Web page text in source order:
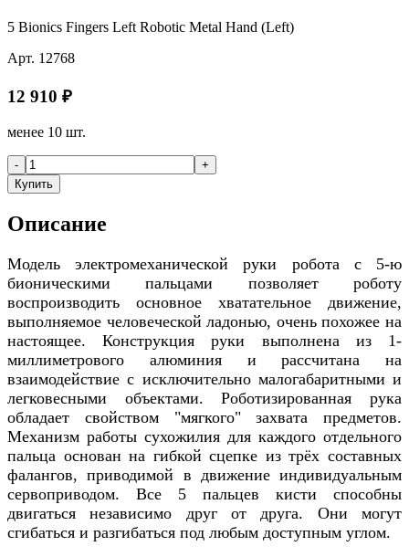
5 Bionics Fingers Left Robotic Metal Hand (Left)
Арт. 12768
12 910 ₽
менее 10 шт.
-
+
Купить
Описание
Модель электромеханической руки робота с 5-ю
бионическими пальцами позволяет роботу
воспроизводить основное хватательное движение,
выполняемое человеческой ладонью, очень похожее на
настоящее. Конструкция руки выполнена из 1-
миллиметрового алюминия и рассчитана на
взаимодействие с исключительно малогабаритными и
легковесными объектами. Роботизированная рука
обладает свойством "мягкого" захвата предметов.
Механизм работы сухожилия для каждого отдельного
пальца основан на гибкой сцепке из трёх составных
фалангов, приводимой в движение индивидуальным
сервоприводом. Все 5 пальцев кисти способны
двигаться независимо друг от друга. Они могут
сгибаться и разгибаться под любым доступным углом.